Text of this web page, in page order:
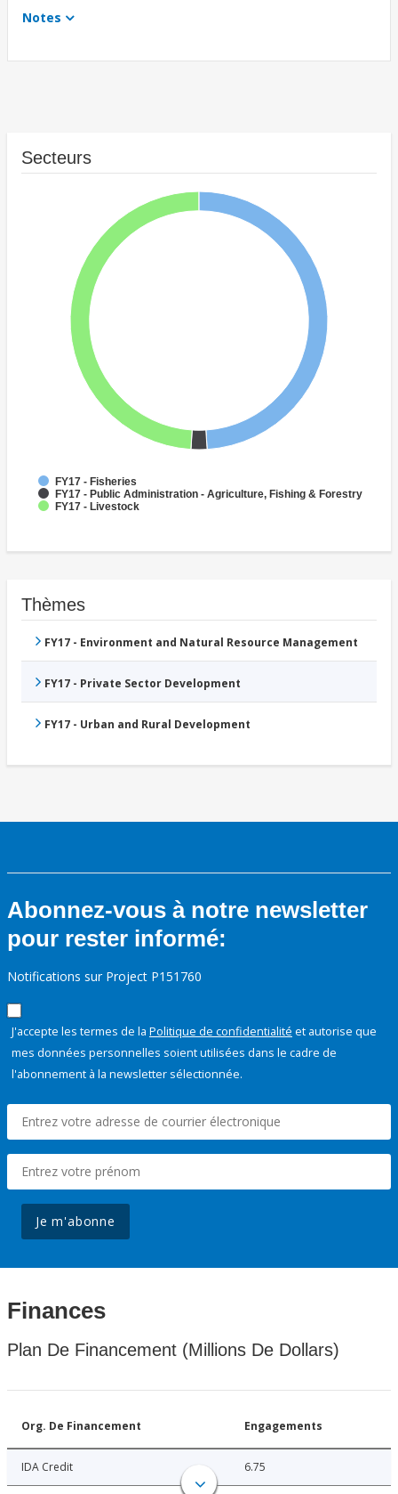
Notes
Secteurs
FY17 - Fisheries
FY17 - Public Administration - Agriculture, Fishing & Forestry
FY17 - Livestock
Thèmes
FY17 - Environment and Natural Resource Management
FY17 - Private Sector Development
FY17 - Urban and Rural Development
Abonnez-vous à notre newsletter
pour rester informé:
Notifications sur Project P151760
J'accepte les termes de la Politique de confidentialité et autorise que
mes données personnelles soient utilisées dans le cadre de
l'abonnement à la newsletter sélectionnée.
Je m'abonne
Finances
Plan De Financement (Millions De Dollars)
Org. De Financement Engagements
IDA Credit 6.75